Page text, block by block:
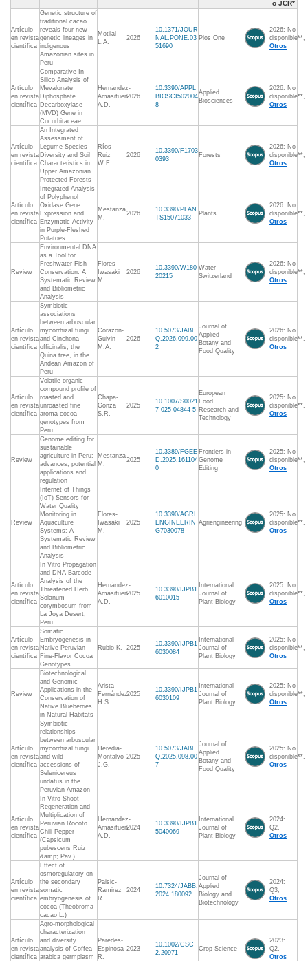
o JCR*
Artículo
en revista
científica
Genetic structure of
traditional cacao
reveals four new
genetic lineages in
indigenous
Amazonian sites in
Peru
Motilal
L.A.
2026
10.1371/JOUR
NAL.PONE.03
51690
Plos One
2026: No
disponible**,
Otros
Artículo
en revista
científica
Comparative In
Silico Analysis of
Mevalonate
Diphosphate
Decarboxylase
(MVD) Gene in
Cucurbitaceae
Hernández-
Amasifuen
A.D.
2026
10.3390/APPL
BIOSCI502004
8
Applied
Biosciences
2026: No
disponible**,
Otros
Artículo
en revista
científica
An Integrated
Assessment of
Legume Species
Diversity and Soil
Characteristics in
Upper Amazonian
Protected Forests
Ríos-
Ruiz
W.F.
2026
10.3390/F1703
0393
Forests
2026: No
disponible**,
Otros
Artículo
en revista
científica
Integrated Analysis
of Polyphenol
Oxidase Gene
Expression and
Enzymatic Activity
in Purple-Fleshed
Potatoes
Mestanza
M.
2026
10.3390/PLAN
TS15071033
Plants
2026: No
disponible**,
Otros
Review
Environmental DNA
as a Tool for
Freshwater Fish
Conservation: A
Systematic Review
and Bibliometric
Analysis
Flores-
Iwasaki
M.
2026
10.3390/W180
20215
Water
Switzerland
2026: No
disponible**,
Otros
Artículo
en revista
científica
Symbiotic
associations
between arbuscular
mycorrhizal fungi
and Cinchona
officinalis, the
Quina tree, in the
Andean Amazon of
Peru
Corazon-
Guivin
M.A.
2026
10.5073/JABF
Q.2026.099.00
2
Journal of
Applied
Botany and
Food Quality
2026: No
disponible**,
Otros
Artículo
en revista
científica
Volatile organic
compound profile of
roasted and
unroasted fine
aroma cocoa
genotypes from
Peru
Chapa-
Gonza
S.R.
2025
10.1007/S0021
7-025-04844-5
European
Food
Research and
Technology
2025: No
disponible**,
Otros
Review
Genome editing for
sustainable
agriculture in Peru:
advances, potential
applications and
regulation
Mestanza
M.
2025
10.3389/FGEE
D.2025.161104
0
Frontiers in
Genome
Editing
2025: No
disponible**,
Otros
Review
Internet of Things
(IoT) Sensors for
Water Quality
Monitoring in
Aquaculture
Systems: A
Systematic Review
and Bibliometric
Analysis
Flores-
Iwasaki
M.
2025
10.3390/AGRI
ENGINEERIN
G7030078
Agriengineering
2025: No
disponible**,
Otros
Artículo
en revista
científica
In Vitro Propagation
and DNA Barcode
Analysis of the
Threatened Herb
Solanum
corymbosum from
La Joya Desert,
Peru
Hernández-
Amasifuen
A.D.
2025
10.3390/IJPB1
6010015
International
Journal of
Plant Biology
2025: No
disponible**,
Otros
Artículo
en revista
científica
Somatic
Embryogenesis in
Native Peruvian
Fine-Flavor Cocoa
Genotypes
Rubio K. 2025
10.3390/IJPB1
6030084
International
Journal of
Plant Biology
2025: No
disponible**,
Otros
Review
Biotechnological
and Genomic
Applications in the
Conservation of
Native Blueberries
in Natural Habitats
Arista-
Fernández
H.S.
2025
10.3390/IJPB1
6030109
International
Journal of
Plant Biology
2025: No
disponible**,
Otros
Artículo
en revista
científica
Symbiotic
relationships
between arbuscular
mycorrhizal fungi
and wild
accessions of
Selenicereus
undatus in the
Peruvian Amazon
Heredia-
Montalvo
J.G.
2025
10.5073/JABF
Q.2025.098.00
7
Journal of
Applied
Botany and
Food Quality
2025: No
disponible**,
Otros
Artículo
en revista
científica
In Vitro Shoot
Regeneration and
Multiplication of
Peruvian Rocoto
Chili Pepper
(Capsicum
pubescens Ruiz
&amp; Pav.)
Hernández-
Amasifuen
A.D.
2024
10.3390/IJPB1
5040069
International
Journal of
Plant Biology
2024:
Q2,
Otros
Artículo
en revista
científica
Effect of
osmoregulatory on
the secondary
somatic
embryogenesis of
cocoa (Theobroma
cacao L.)
Paisic-
Ramirez
R.
2024
10.7324/JABB.
2024.180092
Journal of
Applied
Biology and
Biotechnology
2024:
Q3,
Otros
Artículo
en revista
científica
Agro-morphological
characterization
and diversity
analysis of Coffea
arabica germplasm
Paredes-
Espinosa
R.
2023
10.1002/CSC
2.20971
Crop Science
2023:
Q2,
Otros